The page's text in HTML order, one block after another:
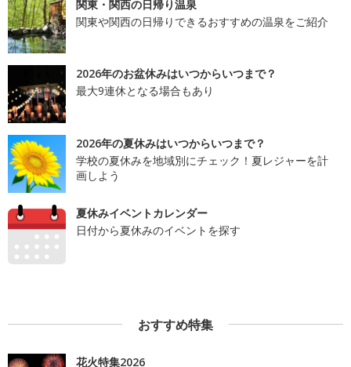
関東・関西の日帰り温泉
関東や関西の日帰りできるおすすめの温泉をご紹介
2026年のお盆休みはいつからいつまで？
最大9連休となる場合もあり
2026年の夏休みはいつからいつまで？
学校の夏休みを地域別にチェック！夏レジャーを計
画しよう
夏休みイベントカレンダー
日付から夏休みのイベントを探す
おすすめ特集
花火特集2026